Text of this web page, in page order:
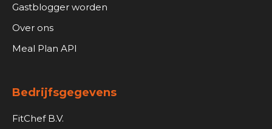
Gastblogger worden
Over ons
Meal Plan API
Bedrijfsgegevens
FitChef B.V.